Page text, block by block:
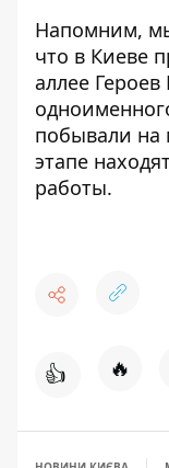
Напомним,
что в Киеве
аллее
побывали на
этапе
работы.
👍 🔥